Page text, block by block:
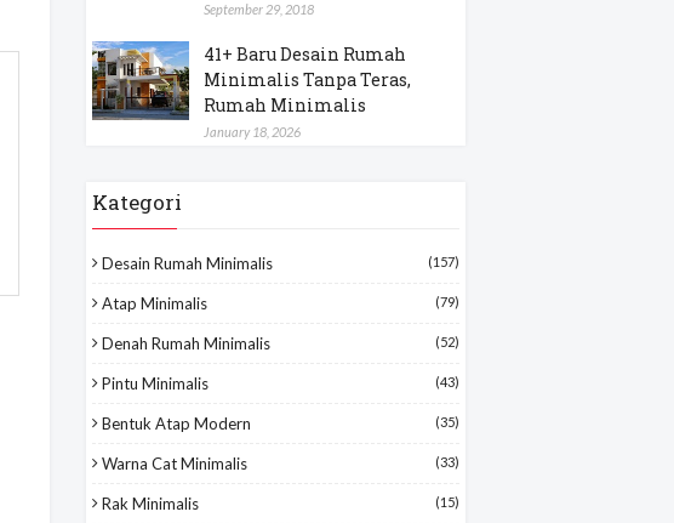
September 29, 2018
41+ Baru Desain Rumah
Minimalis Tanpa Teras,
Rumah Minimalis
January 18, 2026
Kategori
Desain Rumah Minimalis (157)
Atap Minimalis (79)
Denah Rumah Minimalis (52)
Pintu Minimalis (43)
Bentuk Atap Modern (35)
Warna Cat Minimalis (33)
Rak Minimalis (15)